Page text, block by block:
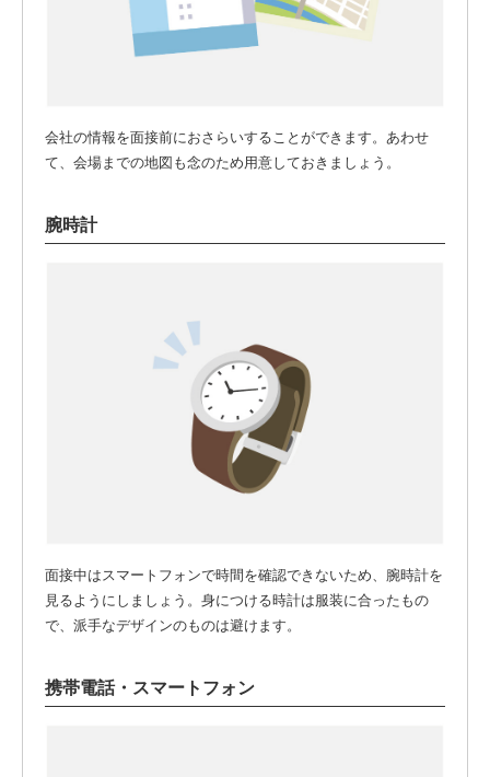
会社の情報を面接前におさらいすることができます。あわせ
て、会場までの地図も念のため用意しておきましょう。
腕時計
面接中はスマートフォンで時間を確認できないため、腕時計を
見るようにしましょう。身につける時計は服装に合ったもの
で、派手なデザインのものは避けます。
携帯電話・スマートフォン